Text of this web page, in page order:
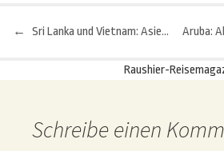
Beitragsnavigation
← Sri Lanka und Vietnam: Asien-Pauschalreisen kombinieren
Raushier-
Schreibe einen